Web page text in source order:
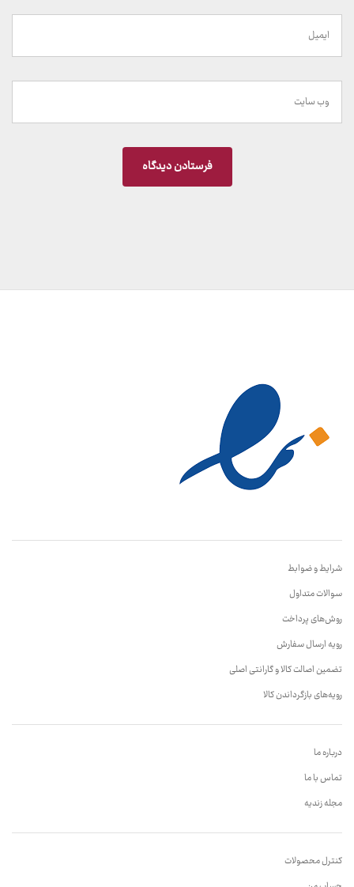
شرایط و ضوابط
سوالات متداول
روش‌های پرداخت
رویه ارسال سفارش
تضمین اصالت کالا و گارانتی اصلی
رویه‌های بازگرداندن کالا
درباره ما
تماس با ما
مجله زندیه
کنترل محصولات